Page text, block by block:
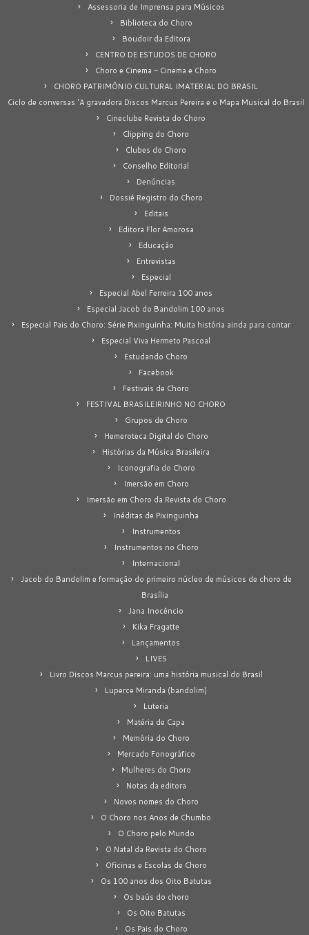
Assessoria de Imprensa para Músicos
Biblioteca do Choro
Boudoir da Editora
CENTRO DE ESTUDOS DE CHORO
Choro e Cinema – Cinema e Choro
CHORO PATRIMÔNIO CULTURAL IMATERIAL DO BRASIL
Ciclo de conversas 'A gravadora Discos Marcus Pereira e o Mapa Musical do Brasil
Cineclube Revista do Choro
Clipping do Choro
Clubes do Choro
Conselho Editorial
Denúncias
Dossiê Registro do Choro
Editais
Editora Flor Amorosa
Educação
Entrevistas
Especial
Especial Abel Ferreira 100 anos
Especial Jacob do Bandolim 100 anos
Especial Pais do Choro: Série Pixinguinha: Muita história ainda para contar
Especial Viva Hermeto Pascoal
Estudando Choro
Facebook
Festivais de Choro
FESTIVAL BRASILEIRINHO NO CHORO
Grupos de Choro
Hemeroteca Digital do Choro
Histórias da Música Brasileira
Iconografia do Choro
Imersão em Choro
Imersão em Choro da Revista do Choro
Inéditas de Pixinguinha
Instrumentos
Instrumentos no Choro
Internacional
Jacob do Bandolim e formação do primeiro núcleo de músicos de choro de
Brasília
Jana Inocêncio
Kika Fragatte
Lançamentos
LIVES
Livro Discos Marcus pereira: uma história musical do Brasil
Luperce Miranda (bandolim)
Luteria
Matéria de Capa
Memória do Choro
Mercado Fonográfico
Mulheres do Choro
Notas da editora
Novos nomes do Choro
O Choro nos Anos de Chumbo
O Choro pelo Mundo
O Natal da Revista do Choro
Oficinas e Escolas de Choro
Os 100 anos dos Oito Batutas
Os baús do choro
Os Oito Batutas
Os Pais do Choro